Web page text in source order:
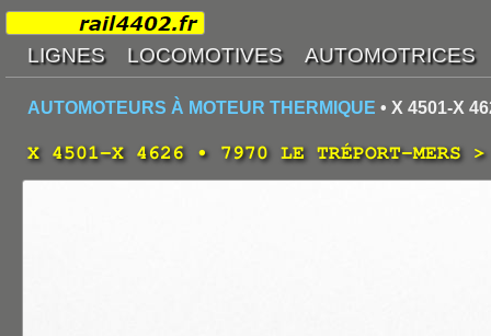
AUTOMOTEURS À MOTEUR THERMIQUE • X 4501-X
X 4501-X 4626 • 7970 LE TRÉPORT-MERS >